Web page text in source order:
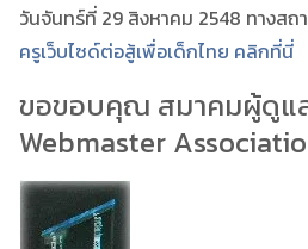
วันจันทร์ที่ 29 สิงหาคม 2548 ทางสถ
ครูเว็บไซด์ต่อสู้เพื่อเด็กไทย คลิกที่นี่
ขอขอบคุณ สมาคมผู้ดูแล
Webmaster